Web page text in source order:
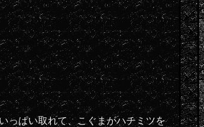
っぱい取れて、こぐまがハチミツを